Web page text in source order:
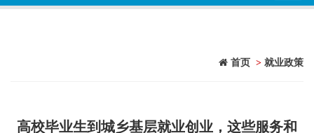
首页 > 就业政策
高校毕业生到城乡基层就业创业，这些服务和